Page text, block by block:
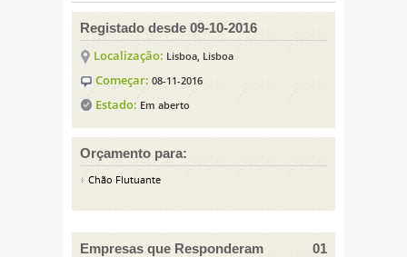
Registado desde 09-10-2016
Localização: Lisboa, Lisboa
Começar: 08-11-2016
Estado: Em aberto
Orçamento para:
Chão Flutuante
Empresas que Responderam 01